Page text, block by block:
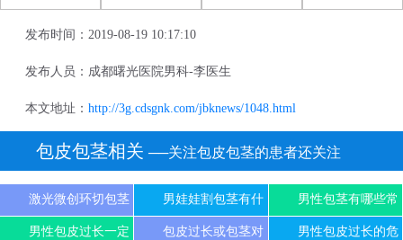
发布时间：2019-08-19 10:17:10
发布人员：成都曙光医院男科-李医生
本文地址： http://3g.cdsgnk.com/jbknews/1048.html
包皮包茎相关 ──关注包皮包茎的患者还关注
激光微创环切包茎 男娃娃割包茎有什 男性包茎有哪些常
男性包皮过长一定 包皮过长或包茎对 男性包皮过长的危